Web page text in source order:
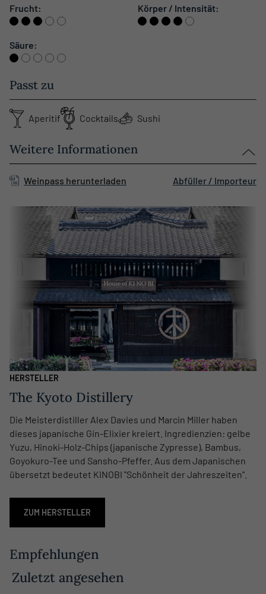
Frucht: Körper / Intensität:
Säure:
Passt zu
Aperitif Cocktails Sushi
Weitere Informationen
Weinpass herunterladen Abfüller / Importeur
HERSTELLER
The Kyoto Distillery
Die Meisterdistiller Alex Davies und Marcin Miller haben
dieses japanische Gin-Elixier kreiert. Ingredienzien: gelbe
Yuzu, Hinoki-Holz-Chips (japanische Zypresse), Bambus,
Goyokuro-Tee und Sansho-Pfeffer. Aus dem Japanischen
übersetzt bedeutet KINOBI ''Schönheit der Jahreszeiten''.
ZUM HERSTELLER
Empfehlungen
Zuletzt angesehen